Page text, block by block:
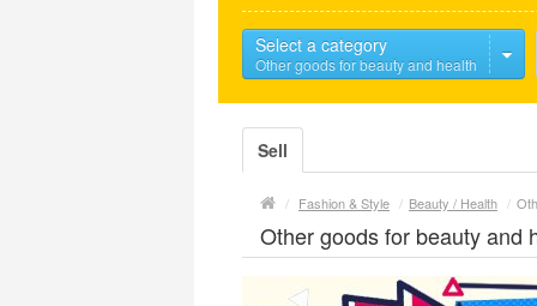
Select a category
Other goods for beauty and health
Sell
/ Fashion & Style / Beauty / Health /
Other goods for beauty and